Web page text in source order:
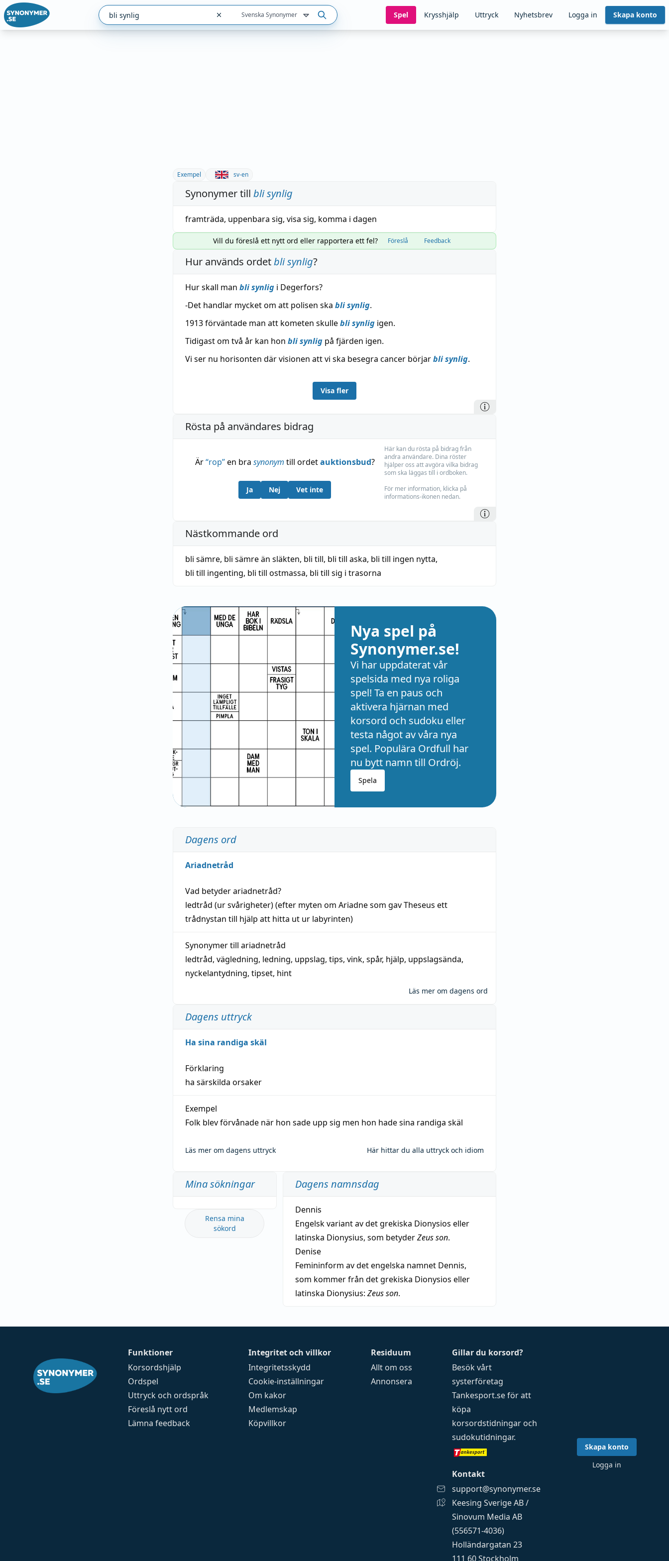
Svenska Synonymer Spel Krysshjälp Uttryck Nyhetsbrev Logga in Skapa konto
Exempel sv-en
Synonymer till bli synlig
framträda, uppenbara sig, visa sig, komma i dagen
Vill du föreslå ett nytt ord eller rapportera ett fel? Föreslå Feedback
Hur används ordetbli synlig?
Hur skall man bli synlig i Degerfors?
-Det handlar mycket om att polisen ska bli synlig.
1913 förväntade man att kometen skullebli synlig igen.
Tidigast om två år kan hon bli synlig på fjärden igen.
Vi ser nu horisonten där visionen att vi ska besegra cancer börjarbli synlig.
Visa fler
Rösta på användares bidrag
Är“rop”en bra synonym till ordetauktionsbud?
Ja Nej Vet inte
Här kan du rösta på bidrag från
andra användare. Dina röster
hjälper oss att avgöra vilka bidrag
som ska läggas till i ordboken.
För mer information, klicka på
informations-ikonen nedan.
Nästkommande ord
bli sämre, bli sämre än släkten, bli till, bli till aska, bli till ingen nytta,
bli till ingenting, bli till ostmassa, bli till sig i trasorna
Nya spel på
Synonymer.se!
Vi har uppdaterat vår
spelsida med nya roliga
spel! Ta en paus och
aktivera hjärnan med
korsord och sudoku eller
testa något av våra nya
spel. Populära Ordfull har
nu bytt namn till Ordröj.
Spela
Dagens ord
Ariadnetråd
Vad betyderariadnetråd?
ledtråd (ur svårigheter) (efter myten om Ariadne som gav Theseus ett
trådnystan till hjälp att hitta ut ur labyrinten)
Synonymer till ariadnetråd
ledtråd, vägledning, ledning, uppslag, tips, vink, spår, hjälp, uppslagsända,
nyckelantydning, tipset, hint
Läs mer om dagens ord
Dagens uttryck
Ha sina randiga skäl
Förklaring
ha särskilda orsaker
Exempel
Folk blev förvånade när hon sade upp sig men hon hade sina randiga skäl
Läs mer om dagens uttryck Här hittar du alla uttryck och idiom
Mina sökningar
Rensa mina
sökord
Dagens namnsdag
Dennis
Engelsk variant av det grekiska Dionysios eller
latinska Dionysius, som betyderZeus son.
Denise
Femininform av det engelska namnet Dennis,
som kommer från det grekiska Dionysios eller
latinska Dionysius: Zeus son.
Funktioner
Korsordshjälp
Ordspel
Uttryck och ordspråk
Föreslå nytt ord
Lämna feedback
Integritet och villkor
Integritetsskydd
Cookie-inställningar
Om kakor
Medlemskap
Köpvillkor
Residuum
Allt om oss
Annonsera
Gillar du korsord?
Besök vårt
systerföretag
Tankesport.seför att
köpa
korsordstidningar och
sudokutidningar.
Kontakt
support@synonymer.se
Keesing Sverige AB /
Sinovum Media AB
(556571-4036)
Holländargatan 23
111 60 Stockholm
Skapa konto
Logga in